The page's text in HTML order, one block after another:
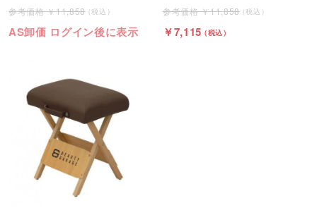
11,858
AS卸価 ログイン後に表示
11,858
7,115